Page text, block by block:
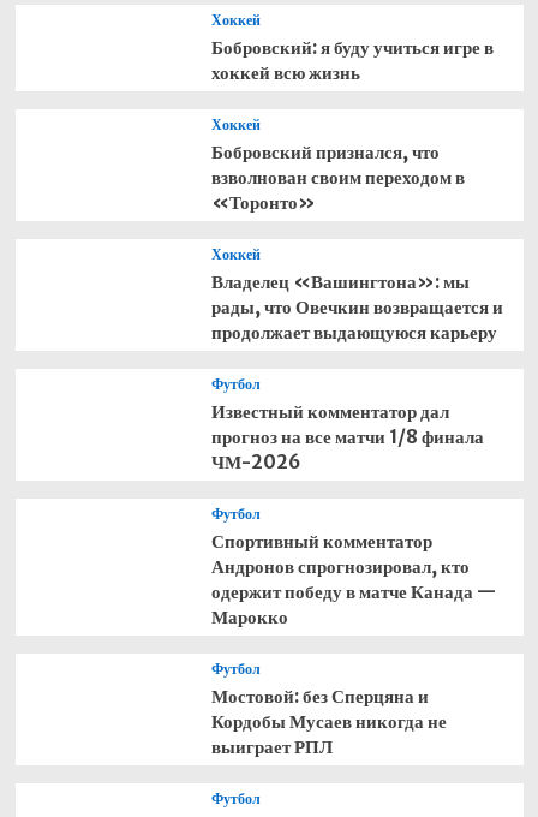
Хоккей
Бобровский: я буду учиться игре в
хоккей всю жизнь
Хоккей
Бобровский признался, что
взволнован своим переходом в
«Торонто»
Хоккей
Владелец «Вашингтона»: мы
рады, что Овечкин возвращается и
продолжает выдающуюся карьеру
Футбол
Известный комментатор дал
прогноз на все матчи 1/8 финала
ЧМ-2026
Футбол
Спортивный комментатор
Андронов спрогнозировал, кто
одержит победу в матче Канада —
Марокко
Футбол
Мостовой: без Сперцяна и
Кордобы Мусаев никогда не
выиграет РПЛ
Футбол